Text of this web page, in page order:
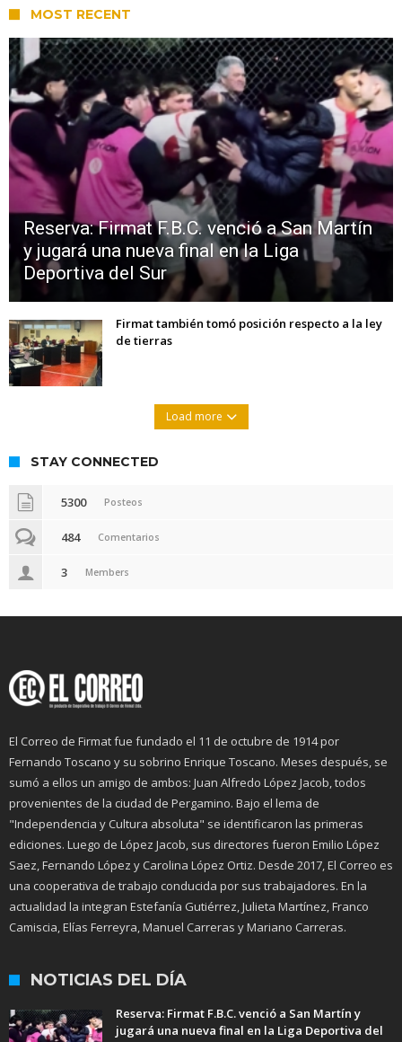
MOST RECENT
Reserva: Firmat F.B.C. venció a San Martín
y jugará una nueva final en la Liga
Deportiva del Sur
Firmat también tomó posición respecto a la ley
de tierras
Load more
STAY CONNECTED
5300 Posteos
484 Comentarios
3 Members
El Correo de Firmat fue fundado el 11 de octubre de 1914 por
Fernando Toscano y su sobrino Enrique Toscano. Meses después, se
sumó a ellos un amigo de ambos: Juan Alfredo López Jacob, todos
provenientes de la ciudad de Pergamino. Bajo el lema de
"Independencia y Cultura absoluta" se identificaron las primeras
ediciones. Luego de López Jacob, sus directores fueron Emilio López
Saez, Fernando López y Carolina López Ortiz. Desde 2017, El Correo es
una cooperativa de trabajo conducida por sus trabajadores. En la
actualidad la integran Estefanía Gutiérrez, Julieta Martínez, Franco
Camiscia, Elías Ferreyra, Manuel Carreras y Mariano Carreras.
NOTICIAS DEL DÍA
Reserva: Firmat F.B.C. venció a San Martín y
jugará una nueva final en la Liga Deportiva del